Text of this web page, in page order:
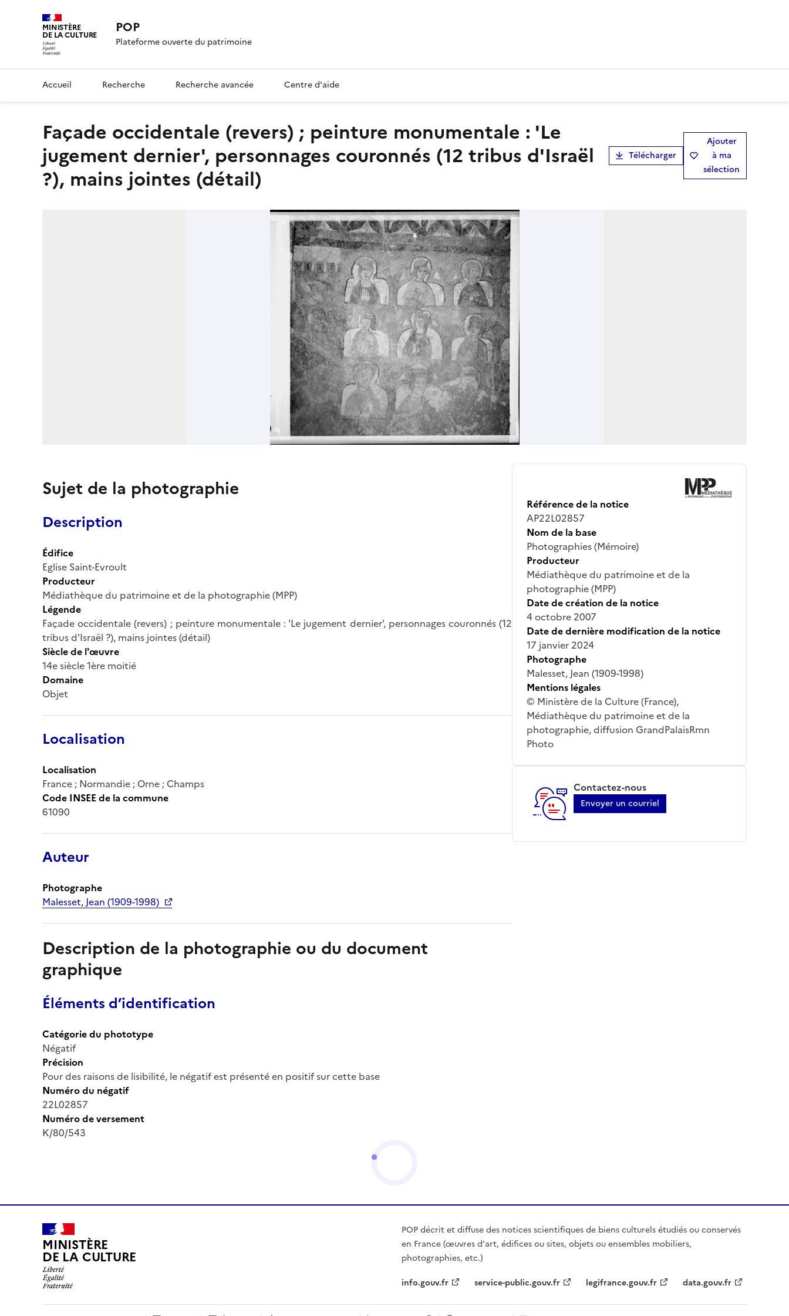
MINISTÈRE
DE LA CULTURE POP
Plateforme ouverte du patrimoine
Accueil Recherche Recherche avancée Centre d'aide
Façade occidentale (revers) ; peinture monumentale : 'Le
jugement dernier', personnages couronnés (12 tribus d'Israël
?), mains jointes (détail)
Télécharger
Ajouter
à ma
sélection
Sujet de la photographie
Description
Édifice
Eglise Saint-Evroult
Producteur
Médiathèque du patrimoine et de la photographie (MPP)
Légende
Façade occidentale (revers) ; peinture monumentale : 'Le jugement dernier', personnages couronnés (12
tribus d'Israël ?), mains jointes (détail)
Siècle de l'œuvre
14e siècle 1ère moitié
Domaine
Objet
Localisation
Localisation
France ; Normandie ; Orne ; Champs
Code INSEE de la commune
61090
Auteur
Photographe
Malesset, Jean (1909-1998)
Description de la photographie ou du document
graphique
Éléments d’identification
Catégorie du phototype
Négatif
Précision
Pour des raisons de lisibilité, le négatif est présenté en positif sur cette base
Numéro du négatif
22L02857
Numéro de versement
K/80/543
Référence de la notice
AP22L02857
Nom de la base
Photographies (Mémoire)
Producteur
Médiathèque du patrimoine et de la
photographie (MPP)
Date de création de la notice
4 octobre 2007
Date de dernière modification de la notice
17 janvier 2024
Photographe
Malesset, Jean (1909-1998)
Mentions légales
© Ministère de la Culture (France),
Médiathèque du patrimoine et de la
photographie, diffusion GrandPalaisRmn
Photo
Contactez-nous
Envoyer un courriel
MINISTÈRE
DE LA CULTURE
POP décrit et diffuse des notices scientifiques de biens culturels étudiés ou conservés
en France (œuvres d'art, édifices ou sites, objets ou ensembles mobiliers,
photographies, etc.)
info.gouv.fr
service-public.gouv.fr legifrance.gouv.fr data.gouv.fr